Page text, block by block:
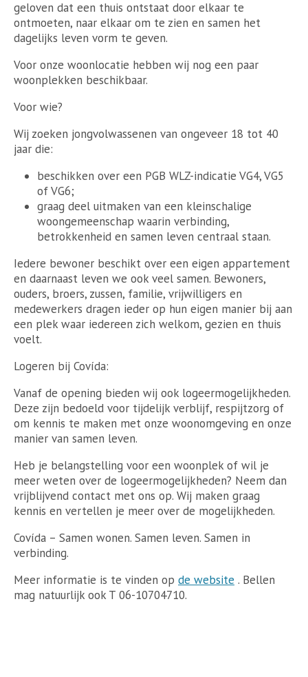
geloven dat een thuis ontstaat door elkaar te
ontmoeten, naar elkaar om te zien en samen het
dagelijks leven vorm te geven.
Voor onze woonlocatie hebben wij nog een paar
woonplekken beschikbaar.
Voor wie?
Wij zoeken jongvolwassenen van ongeveer 18 tot 40
jaar die:
beschikken over een PGB WLZ-indicatie VG4, VG5
of VG6;
graag deel uitmaken van een kleinschalige
woongemeenschap waarin verbinding,
betrokkenheid en samen leven centraal staan.
Iedere bewoner beschikt over een eigen appartement
en daarnaast leven we ook veel samen. Bewoners,
ouders, broers, zussen, familie, vrijwilligers en
medewerkers dragen ieder op hun eigen manier bij aan
een plek waar iedereen zich welkom, gezien en thuis
voelt.
Logeren bij Covída:
Vanaf de opening bieden wij ook logeermogelijkheden.
Deze zijn bedoeld voor tijdelijk verblijf, respijtzorg of
om kennis te maken met onze woonomgeving en onze
manier van samen leven.
Heb je belangstelling voor een woonplek of wil je
meer weten over de logeermogelijkheden? Neem dan
vrijblijvend contact met ons op. Wij maken graag
kennis en vertellen je meer over de mogelijkheden.
Covída – Samen wonen. Samen leven. Samen in
verbinding.
Meer informatie is te vinden op de website . Bellen
mag natuurlijk ook T 06-10704710.